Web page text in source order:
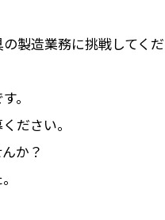
製造業務に挑戦してく
。
ださい。
か？